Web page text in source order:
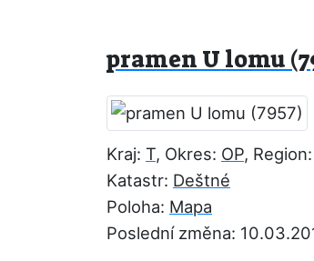
pramen U lomu
Kraj: T, Okres: OP, Region:
Katastr: Deštné
Poloha: Mapa
Poslední změna: